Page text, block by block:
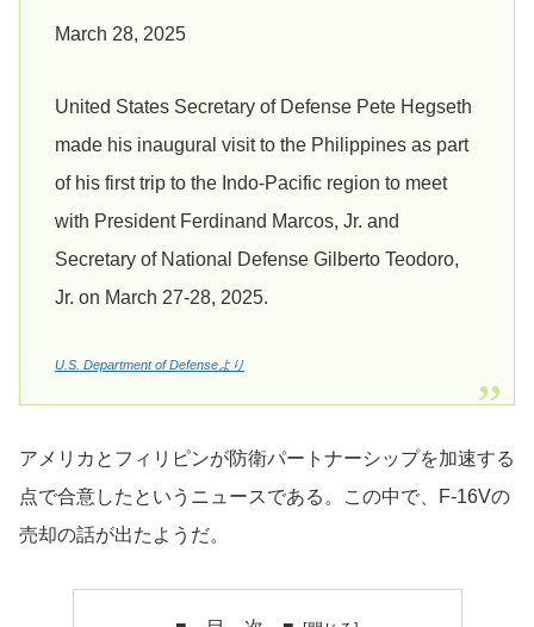
March 28, 2025
United States Secretary of Defense Pete Hegseth
made his inaugural visit to the Philippines as part
of his first trip to the Indo-Pacific region to meet
with President Ferdinand Marcos, Jr. and
Secretary of National Defense Gilberto Teodoro,
Jr. on March 27-28, 2025.
U.S. Department of Defenseより
アメリカとフィリピンが防衛パートナーシップを加速する
点で合意したというニュースである。この中で、F-16Vの
売却の話が出たようだ。